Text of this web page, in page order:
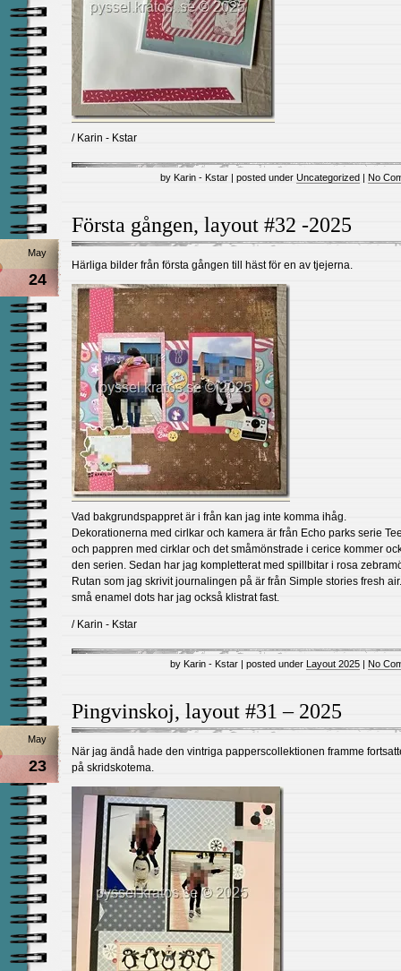
/ Karin - Kstar
by Karin - Kstar | posted under Uncategorized | No
Första gången, layout #32 -2025
May
24
Härliga bilder från första gången till häst för en av tjejerna.
Vad bakgrundspappret är i från kan jag inte komma ihåg.
Dekorationerna med cirlkar och kamera är från Echo parks serie
och pappren med cirklar och det småmönstrade i cerice kommer
den serien. Sedan har jag kompletterat med spillbitar i rosa
Rutan som jag skrivit journalingen på är från Simple stories fresh
små enamel dots har jag också klistrat fast.
/ Karin - Kstar
by Karin - Kstar | posted under Layout 2025 | No
Pingvinskoj, layout #31 – 2025
May
23
När jag ändå hade den vintriga papperscollektionen framme
på skridskotema.